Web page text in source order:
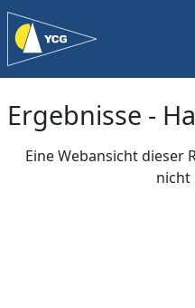
Ergebnisse -
Eine Webansicht dieser
nicht